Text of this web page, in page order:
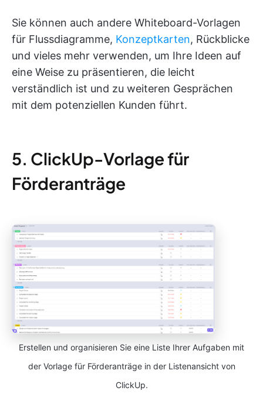
Sie können auch andere Whiteboard-Vorlagen
für Flussdiagramme, Konzeptkarten, Rückblicke
und vieles mehr verwenden, um Ihre Ideen auf
eine Weise zu präsentieren, die leicht
verständlich ist und zu weiteren Gesprächen
mit dem potenziellen Kunden führt.
5. ClickUp-Vorlage für
Förderanträge
Erstellen und organisieren Sie eine Liste Ihrer Aufgaben mit
der Vorlage für Förderanträge in der Listenansicht von
ClickUp.